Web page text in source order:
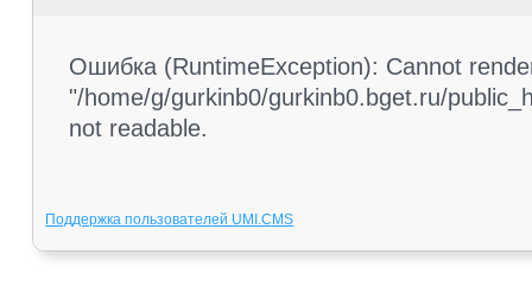
Ошибка (RuntimeException): Cannot
"/home/g/gurkinb0/gurkinb0.bget.ru/
not readable.
Поддержка пользователей UMI.CMS